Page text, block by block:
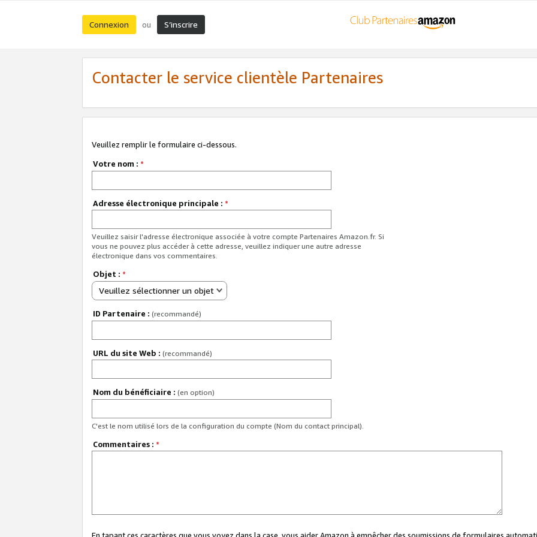
Connexion ou S’inscrire
Contacter le service clientèle Partenaires
Veuillez remplir le formulaire ci-dessous.
Votre nom : *
Adresse électronique principale : *
Veuillez saisir l'adresse électronique associée à votre compte Partenaires Amazon.fr. Si
vous ne pouvez plus accéder à cette adresse, veuillez indiquer une autre adresse
électronique dans vos commentaires.
Objet : *
Veuillez sélectionner un objet
ID Partenaire : (recommandé)
URL du site Web : (recommandé)
Nom du bénéficiaire : (en option)
C'est le nom utilisé lors de la configuration du compte (Nom du contact principal).
Commentaires : *